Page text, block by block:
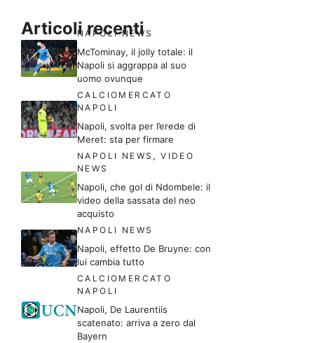
Articoli recenti
NAPOLI NEWS
McTominay, il jolly totale: il
Napoli si aggrappa al suo
uomo ovunque
CALCIOMERCATO
NAPOLI
Napoli, svolta per l’erede di
Meret: sta per firmare
NAPOLI NEWS ,VIDEO
NEWS
Napoli, che gol di Ndombele: il
video della sassata del neo
acquisto
NAPOLI NEWS
Napoli, effetto De Bruyne: con
lui cambia tutto
CALCIOMERCATO
NAPOLI
Napoli, De Laurentiis
scatenato: arriva a zero dal
Bayern